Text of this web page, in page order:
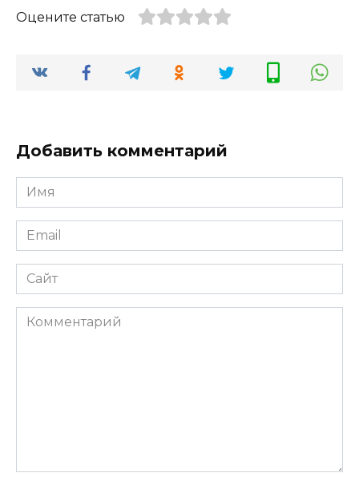
Оцените статью
Добавить комментарий
Имя
*
Email
*
Сайт
Комментарий